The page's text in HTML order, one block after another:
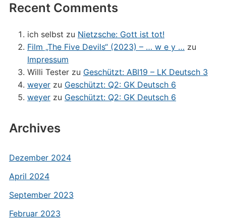
Recent Comments
ich selbst zu Nietzsche: Gott ist tot!
Film „The Five Devils“ (2023) – … w e y … zu
Impressum
Willi Testerzu Geschützt: ABI19 – LK Deutsch 3
weyerzu Geschützt: Q2: GK Deutsch 6
weyerzu Geschützt: Q2: GK Deutsch 6
Archives
Dezember 2024
April 2024
September 2023
Februar 2023